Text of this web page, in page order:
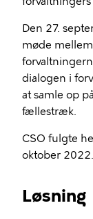
Den 27.
møde
dialogen i
at samle op
fællestræk.
CSO fulgte
oktober 2022.
Løsning